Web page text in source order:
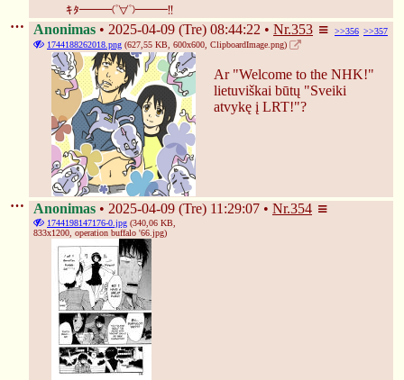
ｷﾀ━━━(ﾟ∀ﾟ)━━━!!
Anonimas 2025-04-09 (Tre) 08:44:22 Nr.353 >>356 >>357
1744188262018.png (627,55 KB, 600x600, ClipboardImage.png)
Ar "Welcome to the NHK!"
lietuviškai būtų "Sveiki
atvykę į LRT!"?
Anonimas 2025-04-09 (Tre) 11:29:07 Nr.354
1744198147176-0.jpg (340,06 KB,
833x1200, operation buffalo '66.jpg)